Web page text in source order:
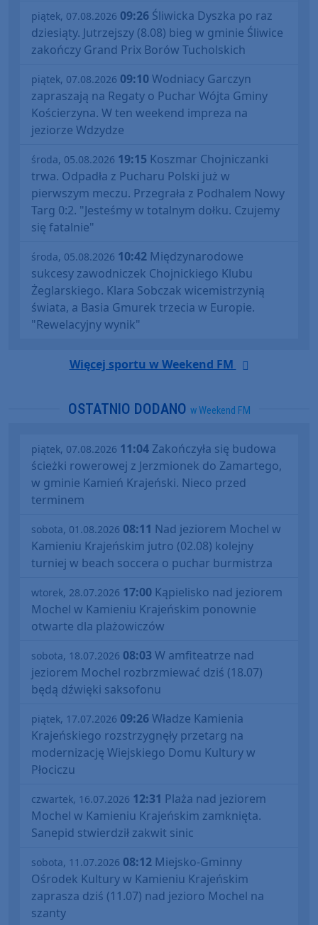
piątek, 07.08.2026 09:26 Śliwicka Dyszka po raz
dziesiąty. Jutrzejszy (8.08) bieg w gminie Śliwice
zakończy Grand Prix Borów Tucholskich
piątek, 07.08.2026 09:10Wodniacy Garczyn
zapraszają na Regaty o Puchar Wójta Gminy
Kościerzyna. W ten weekend impreza na
jeziorze Wdzydze
środa, 05.08.2026 19:15 Koszmar Chojniczanki
trwa. Odpadła z Pucharu Polski już w
pierwszym meczu. Przegrała z Podhalem Nowy
Targ 0:2. "Jesteśmy w totalnym dołku. Czujemy
się fatalnie"
środa, 05.08.2026 10:42 Międzynarodowe
sukcesy zawodniczek Chojnickiego Klubu
Żeglarskiego. Klara Sobczak wicemistrzynią
świata, a Basia Gmurek trzecia w Europie.
"Rewelacyjny wynik"
Więcej sportu w Weekend FM
OSTATNIO DODANO w Weekend FM
piątek, 07.08.2026 11:04 Zakończyła się budowa
ścieżki rowerowej z Jerzmionek do Zamartego,
w gminie Kamień Krajeński. Nieco przed
terminem
sobota, 01.08.2026 08:11 Nad jeziorem Mochel w
Kamieniu Krajeńskim jutro (02.08) kolejny
turniej w beach soccera o puchar burmistrza
wtorek, 28.07.2026 17:00 Kąpielisko nad jeziorem
Mochel w Kamieniu Krajeńskim ponownie
otwarte dla plażowiczów
sobota, 18.07.2026 08:03W amfiteatrze nad
jeziorem Mochel rozbrzmiewać dziś (18.07)
będą dźwięki saksofonu
piątek, 17.07.2026 09:26Władze Kamienia
Krajeńskiego rozstrzygnęły przetarg na
modernizację Wiejskiego Domu Kultury w
Płociczu
czwartek, 16.07.2026 12:31 Plaża nad jeziorem
Mochel w Kamieniu Krajeńskim zamknięta.
Sanepid stwierdził zakwit sinic
sobota, 11.07.2026 08:12 Miejsko-Gminny
Ośrodek Kultury w Kamieniu Krajeńskim
zaprasza dziś (11.07) nad jezioro Mochel na
szanty